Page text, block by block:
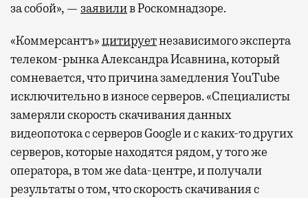
за собой», — заявилив Роскомнадзоре.
«Коммерсантъ»цитируетнезависимого эксперта
телеком-рынка Александра Исавнина, который
сомневается, что причина замедления YouTube
исключительно в износе серверов. «Специалисты
замеряли скорость скачивания данных
видеопотока с серверов Google и с каких-то других
серверов, которые находятся рядом, у того же
оператора, в том же data-центре, и получали
результаты о том, что скорость скачивания с